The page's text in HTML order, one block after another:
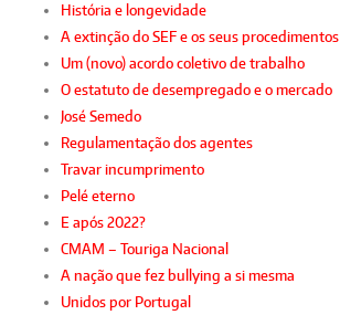
História e longevidade
A extinção do SEF e os seus procedimentos
Um (novo) acordo coletivo de trabalho
O estatuto de desempregado e o mercado
José Semedo
Regulamentação dos agentes
Travar incumprimento
Pelé eterno
E após 2022?
CMAM – Touriga Nacional
A nação que fez bullying a si mesma
Unidos por Portugal